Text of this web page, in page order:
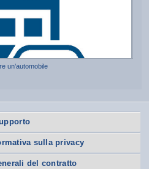
un’automobile
sulla privacy
del contratto